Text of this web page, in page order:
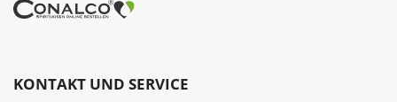
KONTAKT UND SERVICE